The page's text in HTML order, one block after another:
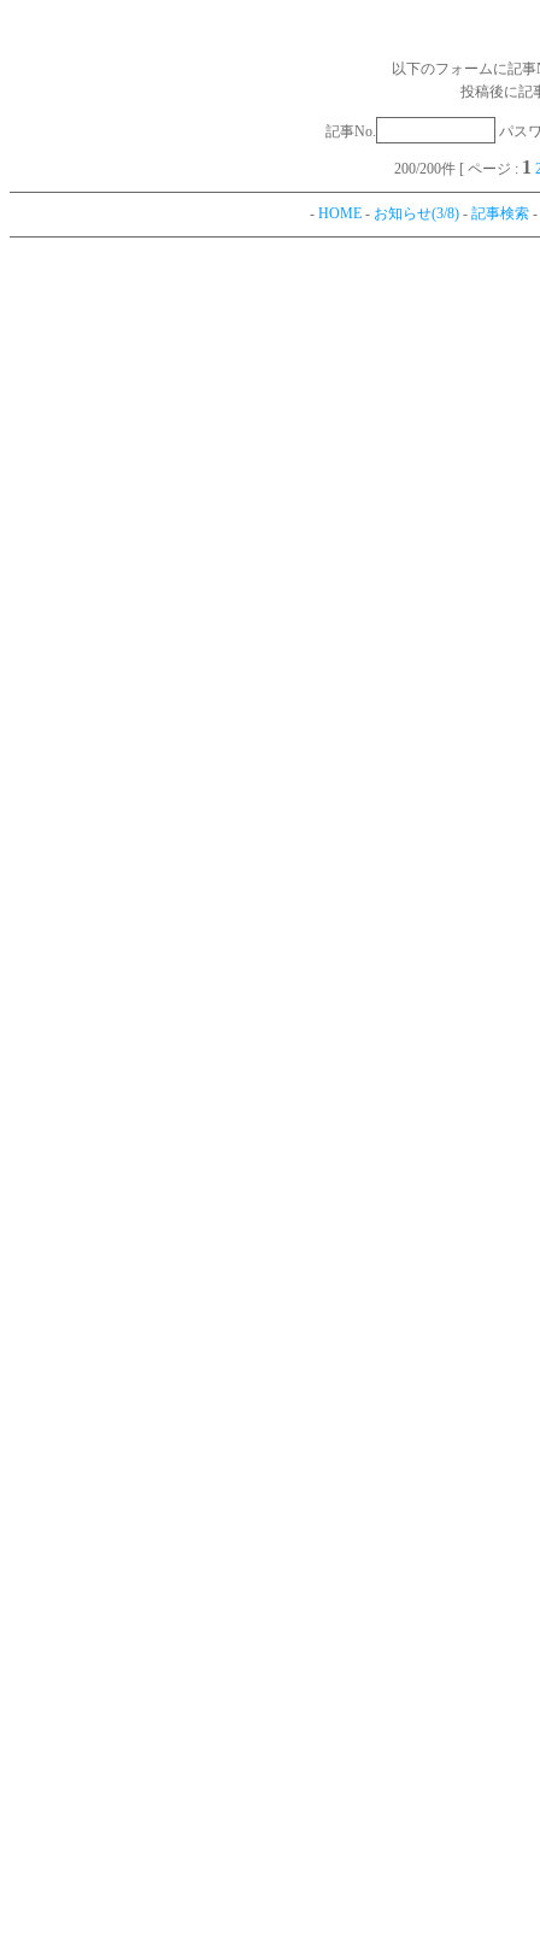
以下のフォームに記
投稿後に記
記事No. パス
200/200件 [ ページ : 1
- HOME- お知らせ(3/8)- 記事検索-